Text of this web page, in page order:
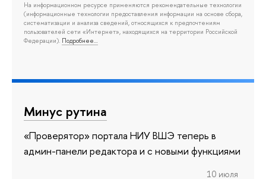
На информационном ресурсе применяются рекомендательные технологии
(информационные технологии предоставления информации на основе сбора,
систематизации и анализа сведений, относящихся к предпочтениям
пользователей сети «Интернет», находящихся на территории Российской
Федерации). Подробнее…
Минус рутина
«Проверятор» портала НИУ ВШЭ теперь в
админ-панели редактора и с новыми функциями
10 июля